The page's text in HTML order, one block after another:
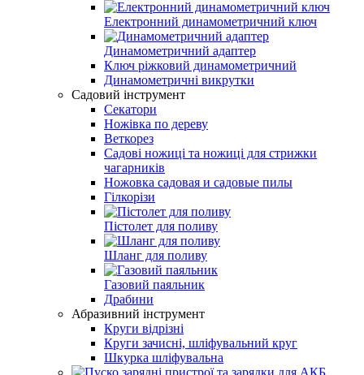
Електронний динамометричний ключ
Динамометричний адаптер
Ключ ріжковий динамометричний
Динамометричні викрутки
Садовий інструмент
Секатори
Ножівка по дереву
Веткорез
Садові ножиці та ножиці для стрижки
чагарників
Ножовка садовая и садовые пилы
Гілкорізи
Пістолет для поливу
Шланг для поливу
Газовий паяльник
Драбини
Абразивний інструмент
Круги відрізні
Круги зачисні, шліфувальний круг
Шкурка шліфувальна